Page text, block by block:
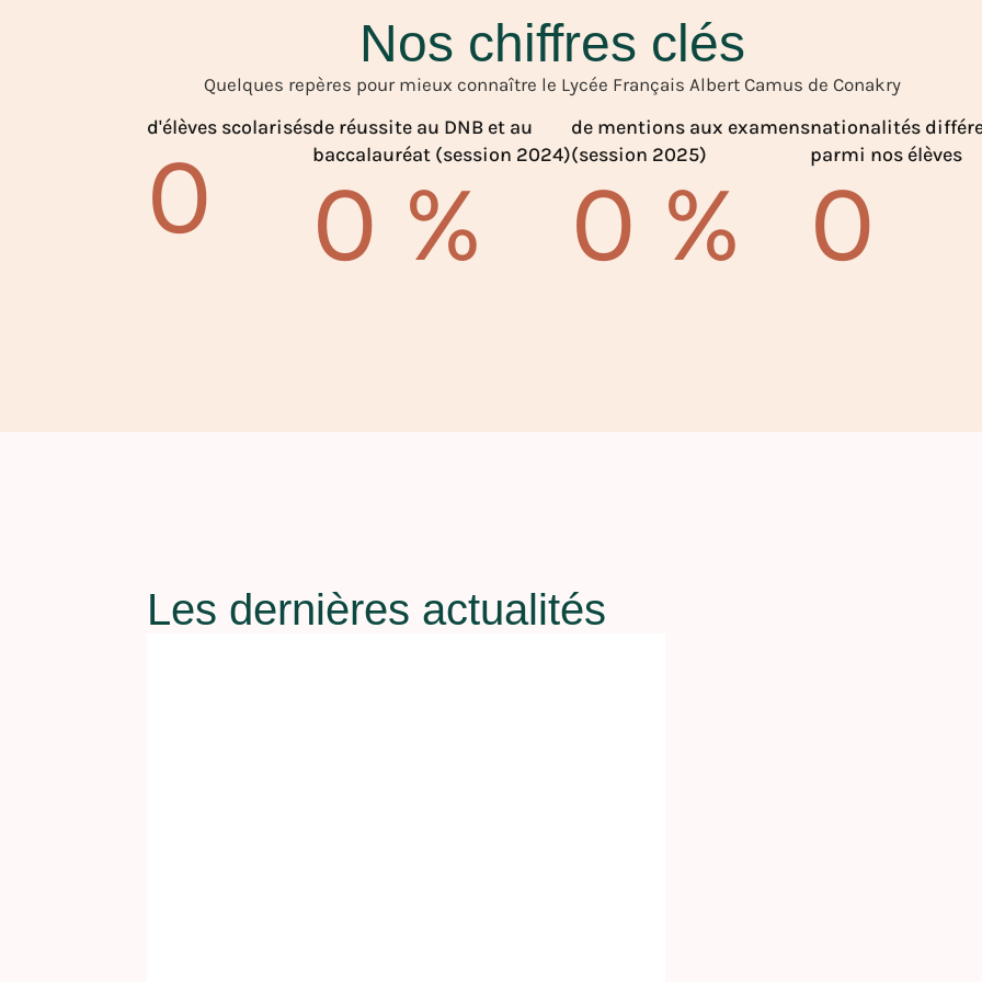
Nos chiffres clés
Quelques repères pour mieux connaître le Lycée Français Albert Camus de Conakry
d'élèves scolarisés
0
de réussite au DNB et au
baccalauréat (session 2024)
0 %
de mentions aux examens
(session 2025)
0 %
nationalités
parmi nos élèves
0
Les dernières actualités